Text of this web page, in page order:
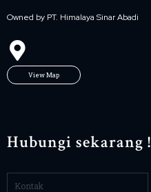
Owned by PT. Himalaya Sinar Abadi
View Map
Hubungi sekarang !